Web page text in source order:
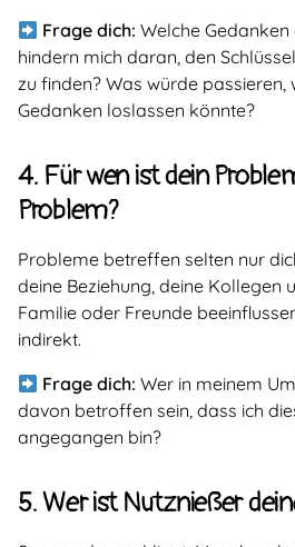
Frage dich: Welche
hindern mich daran, den
zu finden? Was würde passieren,
Gedanken loslassen könnte?
4. Für wen ist dein
Problem?
Probleme betreffen selten nur
deine Beziehung, deine Kollegen
Familie oder Freunde
indirekt.
Frage dich: Wer in meinem
davon betroffen sein, dass ich
angegangen bin?
5. Wer ist Nutznießer